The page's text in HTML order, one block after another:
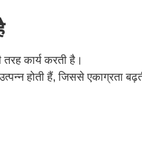
कार्य करती है।
होती हैं, जिससे एकाग्रता